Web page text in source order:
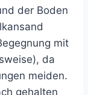
der Boden
mit
da
meiden.
gehalten